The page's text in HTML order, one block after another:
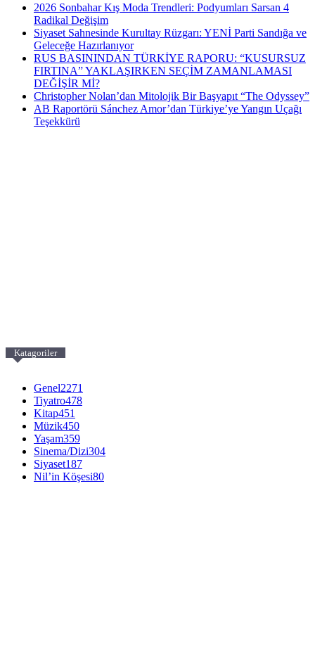
2026 Sonbahar Kış Moda Trendleri: Podyumları Sarsan 4
Radikal Değişim
Siyaset Sahnesinde Kurultay Rüzgarı: YENİ Parti Sandığa ve
Geleceğe Hazırlanıyor
RUS BASININDAN TÜRKİYE RAPORU: “KUSURSUZ
FIRTINA” YAKLAŞIRKEN SEÇİM ZAMANLAMASI
DEĞİŞİR Mİ?
Christopher Nolan’dan Mitolojik Bir Başyapıt “The Odyssey”
AB Raportörü Sánchez Amor’dan Türkiye’ye Yangın Uçağı
Teşekkürü
Katagoriler
Genel2271
Tiyatro478
Kitap451
Müzik450
Yaşam359
Sinema/Dizi304
Siyaset187
Nil’in Köşesi80